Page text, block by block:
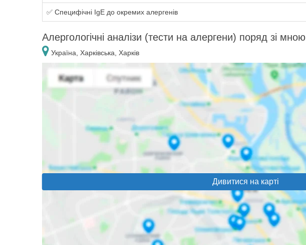
✅ Специфічні IgE до окремих алергенів
Алергологічні аналізи (тести на алергени) поряд зі мною
Україна, Харківська, Харків
Дивитися на карті